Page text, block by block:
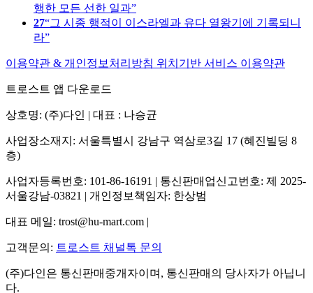
행한 모든 선한 일과
27 그 시종 행적이 이스라엘과 유다 열왕기에 기록되니
라
이용약관 & 개인정보처리방침 위치기반 서비스 이용약관
트로스트 앱 다운로드
상호명: (주)다인 | 대표 : 나승균
사업장소재지: 서울특별시 강남구 역삼로3길 17 (혜진빌딩 8
층)
사업자등록번호: 101-86-16191 | 통신판매업신고번호: 제 2025-
서울강남-03821 | 개인정보책임자: 한상범
대표 메일: trost@hu-mart.com |
고객문의: 트로스트 채널톡 문의
(주)다인은 통신판매중개자이며, 통신판매의 당사자가 아닙니
다.